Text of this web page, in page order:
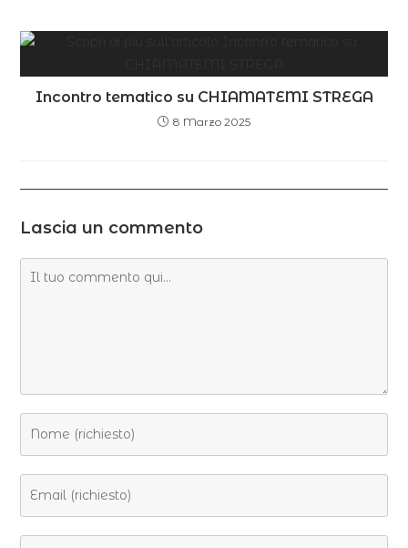
Incontro tematico su CHIAMATEMI STREGA
8 Marzo 2025
Lascia un commento